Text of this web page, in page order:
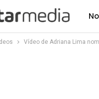
Vídeo de Adriana Lima